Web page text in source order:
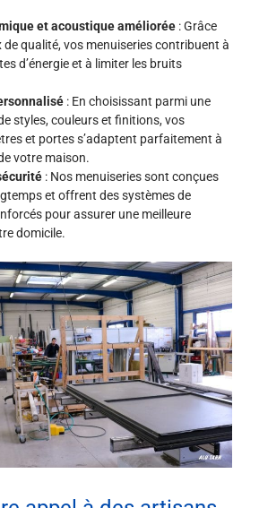
et acoustique améliorée : Grâce
qualité, vos menuiseries contribuent à
d’énergie et à limiter les bruits
: En choisissant parmi une
styles, couleurs et finitions, vos
et portes s’adaptent parfaitement à
votre maison.
: Nos menuiseries sont conçues
et offrent des systèmes de
pour assurer une meilleure
domicile.